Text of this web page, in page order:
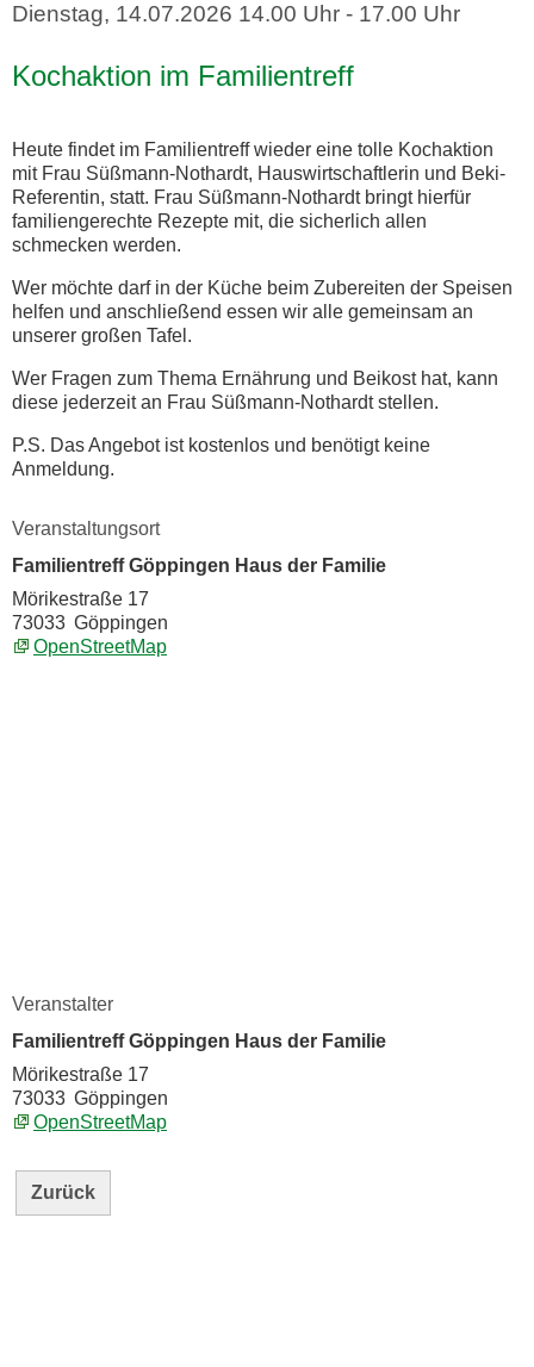
Dienstag, 14.07.2026 14.00 Uhr - 17.00 Uhr
Kochaktion im Familientreff
Heute findet im Familientreff wieder eine tolle Kochaktion
mit Frau Süßmann-Nothardt, Hauswirtschaftlerin und Beki-
Referentin, statt. Frau Süßmann-Nothardt bringt hierfür
familiengerechte Rezepte mit, die sicherlich allen
schmecken werden.
Wer möchte darf in der Küche beim Zubereiten der Speisen
helfen und anschließend essen wir alle gemeinsam an
unserer großen Tafel.
Wer Fragen zum Thema Ernährung und Beikost hat, kann
diese jederzeit an Frau Süßmann-Nothardt stellen.
P.S. Das Angebot ist kostenlos und benötigt keine
Anmeldung.
Veranstaltungsort
Familientreff Göppingen Haus der Familie
Mörikestraße 17
73033 Göppingen
OpenStreetMap
Veranstalter
Familientreff Göppingen Haus der Familie
Mörikestraße 17
73033 Göppingen
OpenStreetMap
Zurück